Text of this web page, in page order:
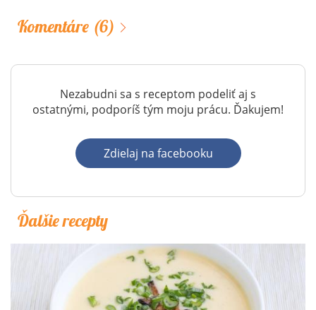
Komentáre (6)
Nezabudni sa s receptom podeliť aj s
ostatnými, podporíš tým moju prácu. Ďakujem!
Zdielaj na facebooku
Ďalšie recepty